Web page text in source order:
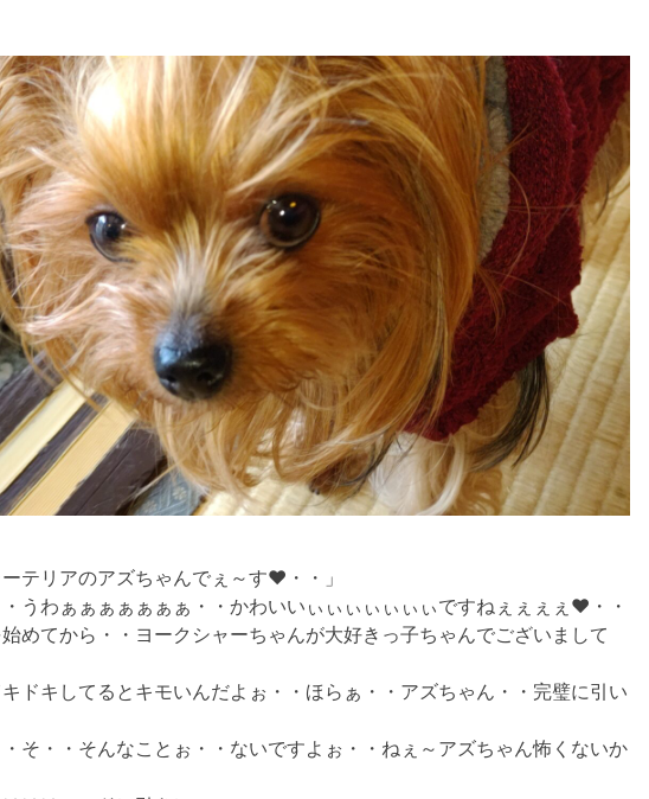
テリアのアズちゃんでぇ～す❤・・」
うわぁぁぁぁぁぁぁ・・かわいいぃぃぃぃぃぃぃですねぇぇぇぇ❤・・
めてから・・ヨークシャーちゃんが大好きっ子ちゃんでございまして
ドキしてるとキモいんだよぉ・・ほらぁ・・アズちゃん・・完璧に引い
そ・・そんなことぉ・・ないですよぉ・・ねぇ～アズちゃん怖くないか